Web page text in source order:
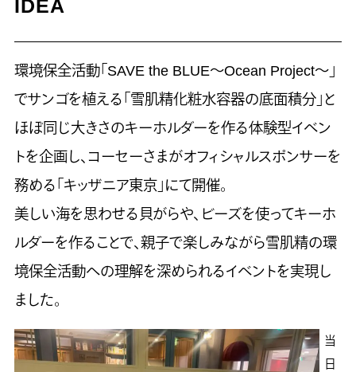
IDEA
環境保全活動「SAVE the BLUE～Ocean Project～」
でサンゴを植える「雪肌精化粧水容器の底面積分」と
ほぼ同じ大きさのキーホルダーを作る体験型イベン
トを企画し、コーセーさまがオフィシャルスポンサーを
務める「キッザニア東京」にて開催。
美しい海を思わせる貝がらや、ビーズを使ってキーホ
ルダーを作ることで、親子で楽しみながら雪肌精の環
境保全活動への理解を深められるイベントを実現し
ました。
当
日